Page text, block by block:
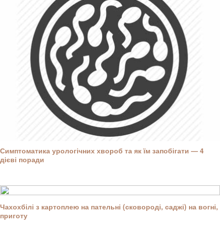
Симптоматика урологічних хвороб та як їм запобігати — 4
дієві поради
Чахохбілі з картоплею на пательні (сковороді, саджі) на вогні,
приготу